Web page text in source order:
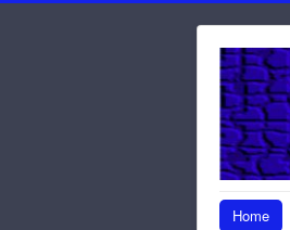
Home